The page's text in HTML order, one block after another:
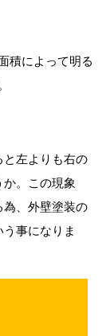
積によって明る
左よりも右の
。この現象
、外壁塗装の
事になりま